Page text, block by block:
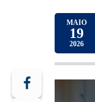
MAIO
19
2026